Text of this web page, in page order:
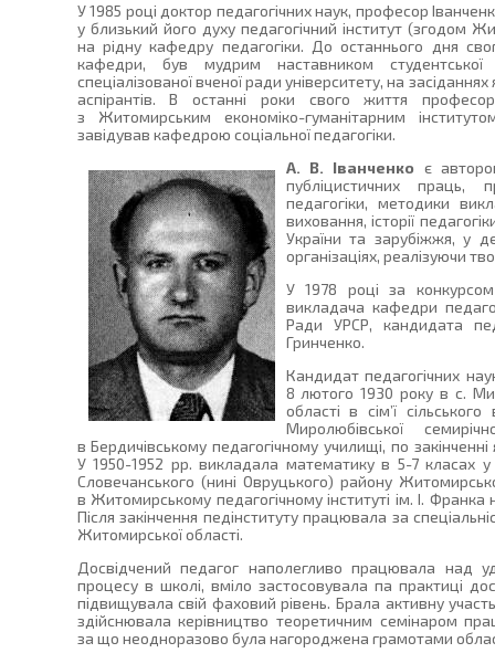
У 1985 році доктор педагогічних наук, професор
у близький його духу педагогічний інститут (згодом
на рідну кафедру педагогіки. До останнього дня
кафедри, був мудрим наставником студентської
спеціалізованої вченої ради університету, на
аспірантів. В останні роки свого життя
з Житомирським економіко-гуманітарним
завідував кафедрою соціальної педагогіки.
А. В. Іванченко є
публіцистичних праць,
педагогіки, методики
виховання, історії
України та зарубіжжя, у
організаціях, реалізуючи
У 1978 році за
викладача кафедри
Ради УРСР, кандидата
Гринченко.
Кандидат педагогічних
8 лютого 1930 року в с.
області в сім’ї
Миролюбівської
в Бердичівському педагогічному училищі, по
У 1950-1952 рр. викладала математику в 5-7 класах
Словечанського (нині Овруцького) району
в Житомирському педагогічному інституті ім. І.
Після закінчення педінституту працювала за
Житомирської області.
Досвідчений педагог наполегливо працювала над
процесу в школі, вміло застосовувала па практиці
підвищувала свій фаховий рівень. Брала активну
здійснювала керівництво теоретичним семінаром
за що неодноразово була нагороджена грамотами